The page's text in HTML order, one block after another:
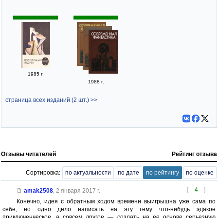
1985 г.
1988 г.
страница всех изданий (2 шт.) >>
Отзывы читателей Рейтинг отзыва
Сортировка: по актуальности по дате по рейтингу по оценке
[ 4 ]
amak2508, 2 января 2017 г.
Конечно, идея с обратным ходом времени выигрышна уже сама по
себе, но одно дело написать на эту тему что-нибудь эдакое